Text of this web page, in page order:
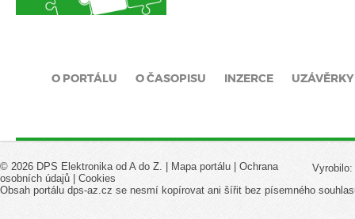
O PORTÁLU O ČASOPISU INZERCE UZÁVĚRKY
Vyrobilo:
© 2026 DPS Elektronika od A do Z. | Mapa portálu | Ochrana
osobních údajů | Cookies
Obsah portálu dps-az.cz se nesmí kopírovat ani šířit bez písemného